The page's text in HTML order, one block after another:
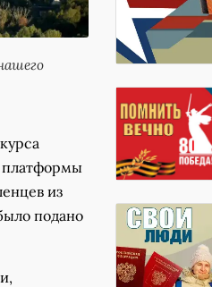
платформы
из
подано